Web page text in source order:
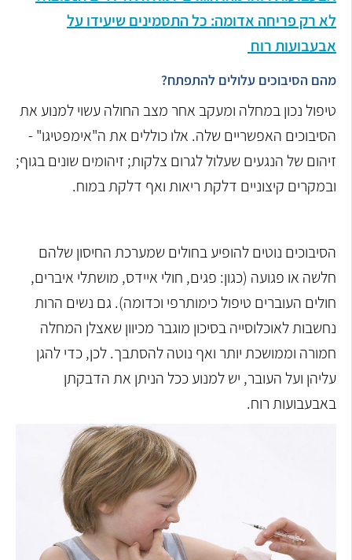
לא רק פריחה אדומה: כל התסמינים שיעידו על
אבעבועות רוח
מהם הסיבוכים עלולים להתפתח?
טיפול נכון במחלה ומעקב אחר מצב החולה עשוי למנוע את
הסיבוכים האפשריים שלה. אלו כוללים את ה"אימפטיגו" -
זיהום של הנגעים שעלול לגרום צלקות; זיהומים שונים בגוף;
ובמקרים קיצוניים דלקת ריאות ואף דלקת במוח.
הסיבוכים נוטים להופיע בחולים שמערכת החיסון שלהם
חלשה או פגועה (כגון: פגים, חולי איידס, מושתלי איברים,
חולים העוברים טיפול כימותרפי וכדומה). גם נשים הרות
נחשבות לאוכלוסייה בסיכון מוגבר מכיוון שאצלן המחלה
חמורה וממושכת יותר ואף נוטה להסתבך. לכן, כדי להגן
עליהן ועל העובר, יש למנוע ככל הניתן את הדבקתן
באבעבועות רוח.